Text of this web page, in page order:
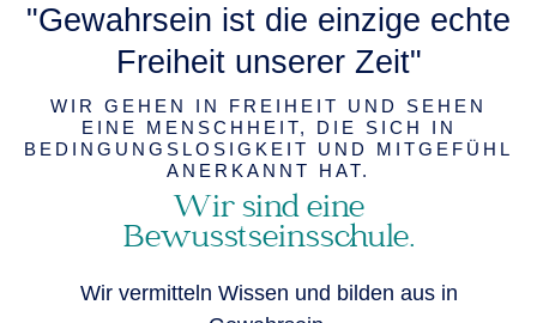
"Gewahrsein ist die einzige echte
Freiheit unserer Zeit"
WIR GEHEN IN FREIHEIT UND SEHEN
EINE MENSCHHEIT, DIE SICH IN
BEDINGUNGSLOSIGKEIT UND MITGEFÜHL
ANERKANNT HAT.
Wir sind eine
Bewusstseinsschule.
Wir vermitteln Wissen und bilden aus in